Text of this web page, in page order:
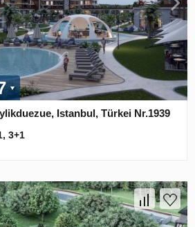
Istanbul, Türkei Nr.1939
3+1